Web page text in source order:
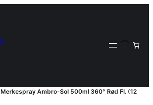
Merkespray Ambro-Sol 500ml 360° Rød Fl. (12